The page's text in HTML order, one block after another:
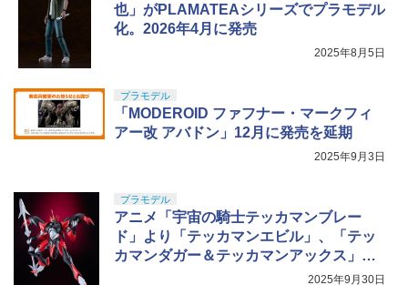
也」がPLAMATEAシリーズでプラモデル
化。2026年4月に発売
2025年8月5日
プラモデル
「MODEROID ファフナー・マークフィ
アー改 アバドン」12月に発売を延期
2025年9月3日
プラモデル
アニメ「宇宙の騎士テッカマンブレー
ド」より「テッカマンエビル」、「テッ
カマンダガー＆テッカマンアックス」が
2025年9月30日